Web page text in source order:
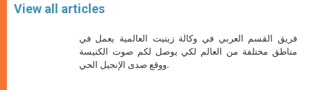
View all articles
فريق القسم العربي في وكالة زينيت العالمية يعمل في
مناطق مختلفة من العالم لكي يوصل لكم صوت الكنيسة
ووقع صدى الإنجيل الحي.